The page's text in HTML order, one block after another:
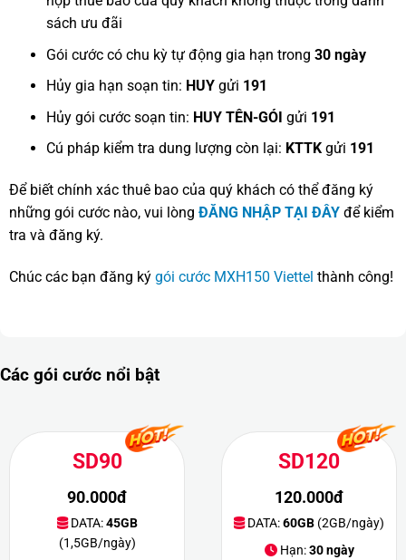
sách ưu đãi
Gói cước có chu kỳ tự động gia hạn trong 30 ngày
Hủy gia hạn soạn tin: HUYgửi 191
Hủy gói cước soạn tin: HUY TÊN-GÓI gửi 191
Cú pháp kiểm tra dung lượng còn lại: KTTKgửi 191
Để biết chính xác thuê bao của quý khách có thể đăng ký
những gói cước nào, vui lòng ĐĂNG NHẬP TẠI ĐÂY để kiểm
tra và đăng ký.
Chúc các bạn đăng ký gói cước MXH150 Viettel thành công!
Các gói cước nổi bật
SD90
90.000đ
DATA:45GB
(1,5GB/ngày)
SD120
120.000đ
DATA:60GB (2GB/ngày)
Hạn:30 ngày